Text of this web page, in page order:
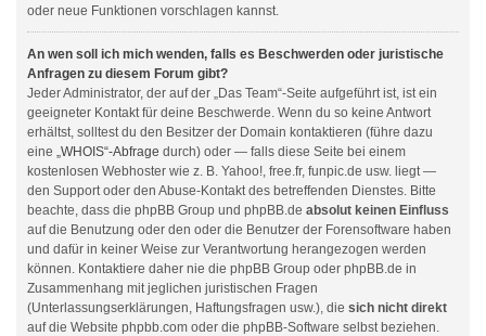
oder neue Funktionen vorschlagen kannst.
An wen soll ich mich wenden, falls es Beschwerden oder juristische
Anfragen zu diesem Forum gibt?
Jeder Administrator, der auf der „Das Team“-Seite aufgeführt ist, ist ein
geeigneter Kontakt für deine Beschwerde. Wenn du so keine Antwort
erhältst, solltest du den Besitzer der Domain kontaktieren (führe dazu
eine „WHOIS“-Abfrage durch) oder — falls diese Seite bei einem
kostenlosen Webhoster wie z. B. Yahoo!, free.fr, funpic.de usw. liegt —
den Support oder den Abuse-Kontakt des betreffenden Dienstes. Bitte
beachte, dass die phpBB Group und phpBB.de absolut keinen Einfluss
auf die Benutzung oder den oder die Benutzer der Forensoftware haben
und dafür in keiner Weise zur Verantwortung herangezogen werden
können. Kontaktiere daher nie die phpBB Group oder phpBB.de in
Zusammenhang mit jeglichen juristischen Fragen
(Unterlassungserklärungen, Haftungsfragen usw.), die sich nicht direkt
auf die Website phpbb.com oder die phpBB-Software selbst beziehen.